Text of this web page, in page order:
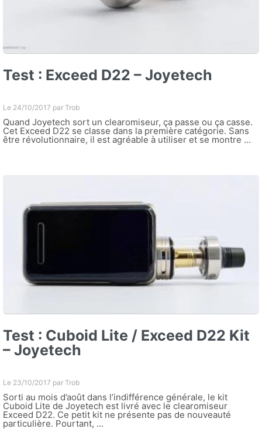
Test : Exceed D22 – Joyetech
Le 24/10/2017 par Trob
Quand Joyetech sort un clearomiseur, ça passe ou ça casse.
Cet Exceed D22 se classe dans la première catégorie. Sans
être révolutionnaire, il est agréable à utiliser et se montre ...
Test : Cuboid Lite / Exceed D22 Kit
– Joyetech
Le 23/10/2017 par Trob
Sorti au mois d’août dans l’indifférence générale, le kit
Cuboid Lite de Joyetech est livré avec le clearomiseur
Exceed D22. Ce petit kit ne présente pas de nouveauté
particulière. Pourtant, ...